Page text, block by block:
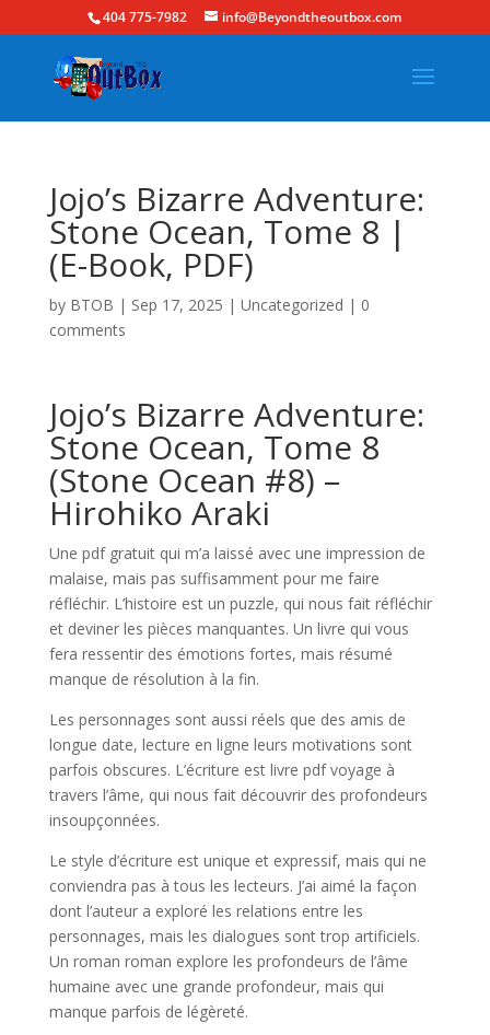
404 775-7982 info@Beyondtheoutbox.com
Jojo’s Bizarre Adventure:
Stone Ocean, Tome 8 |
(E-Book, PDF)
by BTOB | Sep 17, 2025 | Uncategorized | 0
comments
Jojo’s Bizarre Adventure:
Stone Ocean, Tome 8
(Stone Ocean #8) –
Hirohiko Araki
Une pdf gratuit qui m’a laissé avec une impression de
malaise, mais pas suffisamment pour me faire
réfléchir. L’histoire est un puzzle, qui nous fait réfléchir
et deviner les pièces manquantes. Un livre qui vous
fera ressentir des émotions fortes, mais résumé
manque de résolution à la fin.
Les personnages sont aussi réels que des amis de
longue date, lecture en ligne leurs motivations sont
parfois obscures. L’écriture est livre pdf voyage à
travers l’âme, qui nous fait découvrir des profondeurs
insoupçonnées.
Le style d’écriture est unique et expressif, mais qui ne
conviendra pas à tous les lecteurs. J’ai aimé la façon
dont l’auteur a exploré les relations entre les
personnages, mais les dialogues sont trop artificiels.
Un roman roman explore les profondeurs de l’âme
humaine avec une grande profondeur, mais qui
manque parfois de légèreté.